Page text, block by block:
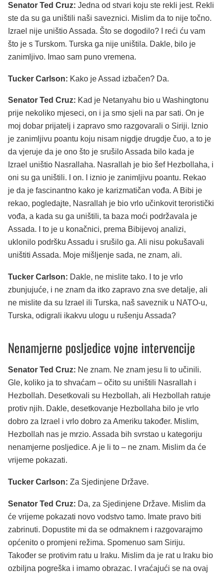
Senator Ted Cruz: Jedna od stvari koju ste rekli jest. Rekli
ste da su ga uništili naši saveznici. Mislim da to nije točno.
Izrael nije uništio Assada. Što se dogodilo? I reći ću vam
što je s Turskom. Turska ga nije uništila. Dakle, bilo je
zanimljivo. Imao sam puno vremena.
Tucker Carlson: Kako je Assad izbačen? Da.
Senator Ted Cruz: Kad je Netanyahu bio u Washingtonu
prije nekoliko mjeseci, on i ja smo sjeli na par sati. On je
moj dobar prijatelj i zapravo smo razgovarali o Siriji. Iznio
je zanimljivu poantu koju nisam nigdje drugdje čuo, a to je
da vjeruje da je ono što je srušilo Assada bilo kada je
Izrael uništio Nasrallaha. Nasrallah je bio šef Hezbollaha, i
oni su ga uništili. I on. I iznio je zanimljivu poantu. Rekao
je da je fascinantno kako je karizmatičan vođa. A Bibi je
rekao, pogledajte, Nasrallah je bio vrlo učinkovit teroristički
vođa, a kada su ga uništili, ta baza moći podržavala je
Assada. I to je u konačnici, prema Bibijevoj analizi,
uklonilo podršku Assadu i srušilo ga. Ali nisu pokušavali
uništiti Assada. Moje mišljenje sada, ne znam, ali.
Tucker Carlson: Dakle, ne mislite tako. I to je vrlo
zbunjujuće, i ne znam da itko zapravo zna sve detalje, ali
ne mislite da su Izrael ili Turska, naš saveznik u NATO-u,
Turska, odigrali ikakvu ulogu u rušenju Assada?
Nenamjerne posljedice vojne intervencije
Senator Ted Cruz: Ne znam. Ne znam jesu li to učinili.
Gle, koliko ja to shvaćam – očito su uništili Nasrallah i
Hezbollah. Desetkovali su Hezbollah, ali Hezbollah ratuje
protiv njih. Dakle, desetkovanje Hezbollaha bilo je vrlo
dobro za Izrael i vrlo dobro za Ameriku također. Mislim,
Hezbollah nas je mrzio. Assada bih svrstao u kategoriju
nenamjerne posljedice. A je li to – ne znam. Mislim da će
vrijeme pokazati.
Tucker Carlson: Za Sjedinjene Države.
Senator Ted Cruz: Da, za Sjedinjene Države. Mislim da
će vrijeme pokazati novo vodstvo tamo. Imate pravo biti
zabrinuti. Dopustite mi da se odmaknem i razgovarajmo
općenito o promjeni režima. Spomenuo sam Siriju.
Također se protivim ratu u Iraku. Mislim da je rat u Iraku bio
ozbiljna pogreška i imamo obrazac. I vraćajući se na ovaj